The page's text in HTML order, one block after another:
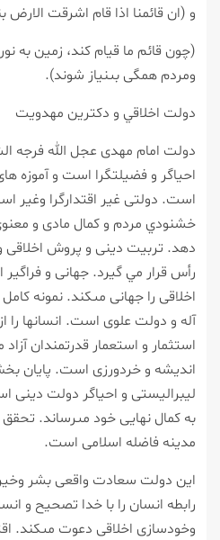
و (ان قائمنا اذا قام اشرقت الارض
(چون قائم ما قيام كند، زمين به
ومردم همگى بى‏نياز شوند).
دولت اخلاقي و دكترين مهدويت
دولت امام مهدى عجل الله فرجه
احياگر و فضيلت‏گرا است و آموزه
است. دولتى غير اقتدارگرا وغير
خشنودي مردم و كمال مادى و
‏دهد. تربيت دينى و پروش اخلاقى
رأس قرار مي گيرد. جهانى و
اخلاقى را جهانى مى‏كند. نمونه
آله و دولت علوی است. انسان‏ها را
استثمار و استعمار قدرتمندان
انديشه و خردورزى است. پايان
ليبراليستى و احياگر دولت
به كمال نهايى خود مى‏رساند.
مدينه فاضله اسلامى است.
اين دولت سعادت واقعى بشر
رابطه انسان را با خدا تصحيح و
وخودسازى اخلاقى دعوت مى‏كند.